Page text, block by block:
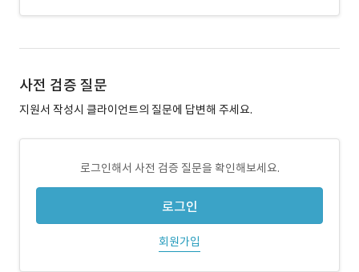
사전 검증 질문
지원서 작성시 클라이언트의 질문에 답변해 주세요.
로그인해서 사전 검증 질문을 확인해보세요.
로그인
회원가입